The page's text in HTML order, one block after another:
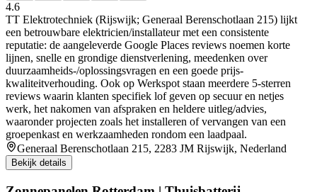
4.6
TT Elektrotechniek (Rijswijk; Generaal Berenschotlaan 215) lijkt
een betrouwbare elektricien/installateur met een consistente
reputatie: de aangeleverde Google Places reviews noemen korte
lijnen, snelle en grondige dienstverlening, meedenken over
duurzaamheids-/oplossingsvragen en een goede prijs-
kwaliteitverhouding. Ook op Werkspot staan meerdere 5-sterren
reviews waarin klanten specifiek lof geven op secuur en netjes
werk, het nakomen van afspraken en heldere uitleg/advies,
waaronder projecten zoals het installeren of vervangen van een
groepenkast en werkzaamheden rondom een laadpaal.
Generaal Berenschotlaan 215, 2283 JM Rijswijk, Nederland
Bekijk details